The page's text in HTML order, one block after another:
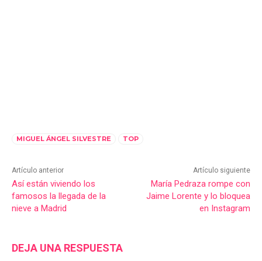
MIGUEL ÁNGEL SILVESTRE TOP
Artículo anterior
Así están viviendo los
famosos la llegada de la
nieve a Madrid
Artículo siguiente
María Pedraza rompe con
Jaime Lorente y lo bloquea
en Instagram
DEJA UNA RESPUESTA